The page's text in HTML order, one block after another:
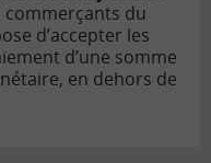
commerçants du
d’accepter les
d’une somme
en dehors de